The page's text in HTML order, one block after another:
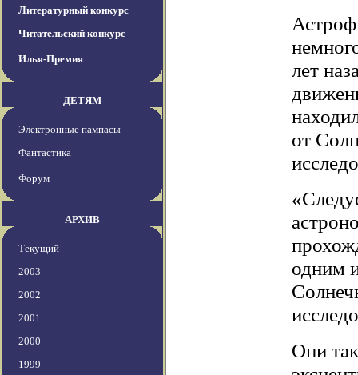
Литературный конкурс
Читательский конкурс
Илья-Премия
ДЕТЯМ
Электронные пампасы
Фантастика
Форум
АРХИВ
Текущий
2003
2002
2001
2000
1999
лет
от
одним
Они